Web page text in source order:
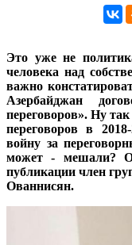
Это уже не
человека над
важно
Азербайджан
переговоров». Ну
переговоров в
войну за
может - мешали?
публикации член
Ованнисян.